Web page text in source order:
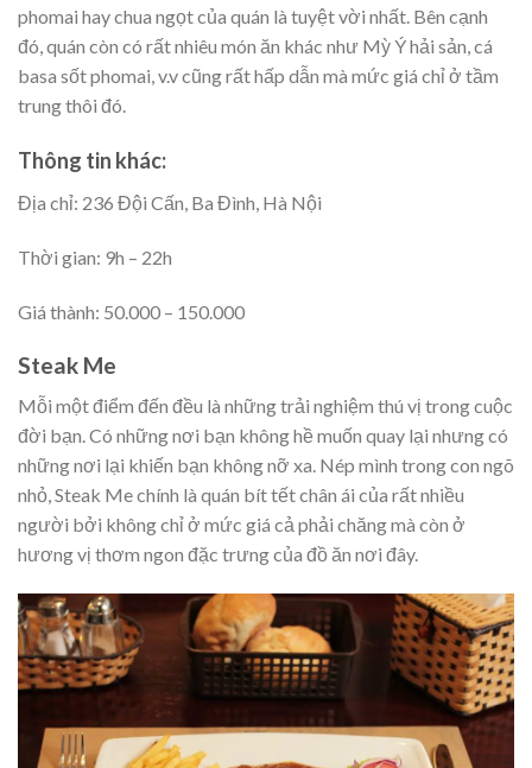
phomai hay chua ngọt của quán là tuyệt vời nhất. Bên cạnh
đó, quán còn có rất nhiêu món ăn khác như Mỳ Ý hải sản, cá
basa sốt phomai, v.v cũng rất hấp dẫn mà mức giá chỉ ở tầm
trung thôi đó.
Thông tin khác:
Địa chỉ: 236 Đội Cấn, Ba Đình, Hà Nội
Thời gian: 9h – 22h
Giá thành: 50.000 – 150.000
Steak Me
Mỗi một điểm đến đều là những trải nghiệm thú vị trong cuộc
đời bạn. Có những nơi bạn không hề muốn quay lại nhưng có
những nơi lại khiến bạn không nỡ xa. Nép mình trong con ngõ
nhỏ, Steak Me chính là quán bít tết chân ái của rất nhiều
người bởi không chỉ ở mức giá cả phải chăng mà còn ở
hương vị thơm ngon đặc trưng của đồ ăn nơi đây.